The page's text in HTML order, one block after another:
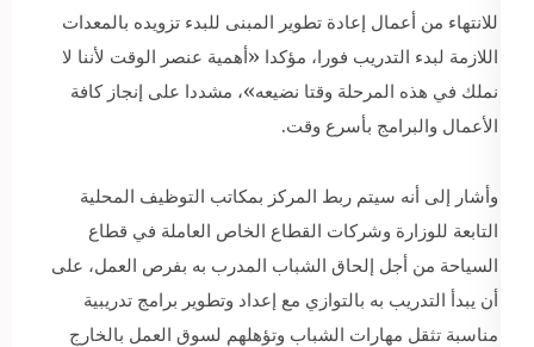
للانتهاء من أعمال إعادة تطوير المبنى للبدء تزويده بالمعدات
اللازمة لبدء التدريب فورا، مؤكدا «أهمية عنصر الوقت لأننا لا
نملك في هذه المرحلة وقتا نضيعه»، مشددا على إنجاز كافة
الأعمال والبرامج بأسرع وقت.
وأشار إلى أنه سيتم ربط المركز بمكاتب التوظيف المحلية
التابعة للوزارة وشركات القطاع الخاص العاملة في قطاع
السياحة من أجل إلحاق الشباب المدرب به بفرص العمل، على
أن يبدأ التدريب به بالتوازي مع إعداد وتطوير برامج تدريبية
مناسبة تثقل مهارات الشباب وتؤهلهم لسوق العمل بالخارج